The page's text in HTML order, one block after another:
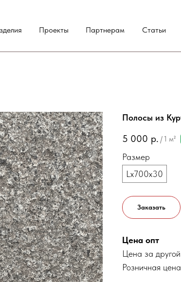
Проекты Партнерам Статьи
Полосы из
5 000 р. / 1 м²
Размер
Lх700х30
Заказать
Цена опт
Цена за
Розничная